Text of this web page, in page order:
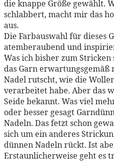
die knappe Größe gewählt.
schlabbert, macht mir das
aus.
Die Farbauswahl für dieses
atemberaubend und
Was ich bisher zum Stricken
das Garn erwartungsgemäß
Nadel rutscht, wie die
verarbeitet habe. Aber das
Seide bekannt. Was viel
oder besser gesagt
Nadeln. Das fetzt schon
sich um ein anderes
dünnen Nadeln rückt. Ist
Erstaunlicherweise geht es